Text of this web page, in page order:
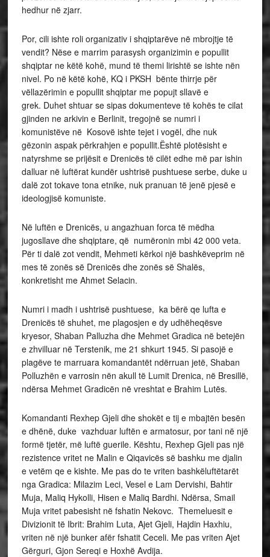
hedhur në zjarr.
Por, cili ishte roli organizativ i shqiptarëve në mbrojtje të
vendit? Nëse e marrim parasysh organizimin e popullit
shqiptar ne këtë kohë, mund të themi lirishtë se ishte nën
nivel. Po në këtë kohë, KQ i PKSH bënte thirrje për
vëllazërimin e popullit shqiptar me popujt sllavë e
grek. Duhet shtuar se sipas dokumenteve të kohës te cilat
gjinden ne arkivin e Berlinit, tregojnë se numri i
komunistëve në Kosovë ishte tejet i vogël, dhe nuk
gëzonin aspak përkrahjen e popullit.Është plotësisht e
natyrshme se prijësit e Drenicës të cilët edhe më par ishin
dalluar në luftërat kundër ushtrisë pushtuese serbe, duke u
dalë zot tokave tona etnike, nuk pranuan të jenë pjesë e
ideologjisë komuniste.
Në luftën e Drenicës, u angazhuan forca të mëdha
jugosllave dhe shqiptare, që numëronin mbi 42 000 veta.
Për ti dalë zot vendit, Mehmeti kërkoi një bashkëveprim në
mes të zonës së Drenicës dhe zonës së Shalës,
konkretisht me Ahmet Selacin.
Numri i madh i ushtrisë pushtuese, ka bërë qe lufta e
Drenicës të shuhet, me plagosjen e dy udhëheqësve
kryesor, Shaban Palluzha dhe Mehmet Gradica në betejën
e zhvilluar në Terstenik, me 21 shkurt 1945. Si pasojë e
plagëve te marruara komandantët ndërruan jetë, Shaban
Polluzhën e varrosin nën akull të Lumit Drenica, në Bresillë,
ndërsa Mehmet Gradicën në vreshtat e Brahim Lutës.
Komandanti Rexhep Gjeli dhe shokët e tij e mbajtën besën
e dhënë, duke vazhduar luftën e armatosur, por tani në një
formë tjetër, më luftë guerile. Kështu, Rexhep Gjeli pas një
rezistence vritet ne Malin e Qiqavicës së bashku me djalin
e vetëm qe e kishte. Me pas do te vriten bashkëluftëtarët
nga Gradica: Milazim Leci, Vesel e Lam Dervishi, Bahtir
Muja, Maliq Hykolli, Hisen e Maliq Bardhi. Ndërsa, Smail
Muja vritet pabesisht në fshatin Nekovc. Themeluesit e
Divizionit të Ibrit: Brahim Luta, Ajet Gjeli, Hajdin Haxhiu,
vriten në një bunker afër fshatit Ceceli. Me pas vriten Ajet
Gërguri, Gjon Sereqi e Hoxhë Avdija.